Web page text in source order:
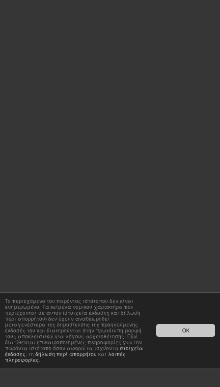
OK
Το περιεχόμενο του παρόντος ιστότοπου δεν είναι
ενημερωμένο. Τα κείμενα νομικού χαρακτήρα που
περιέχονται σε αυτόν (στοιχεία έκδοσης και δήλωση
περί απορρήτου) δεν έχουν αναθεωρηθεί
μεταγενέστερα της δημοσίευσης της προηγούμενης
έκδοσής του και διατηρούνται στην πρωτότυπη μορφή
τους αποκλειστικά για λόγους αρχειοθέτησης. Εδώ
διατίθενται επικαιροποιημένες πληροφορίες για τον
παρόντα ιστότοπο όσον αφορά τα ισχύοντα στοιχεία
έκδοσης, τη δήλωση περί απορρήτου και λοιπές
πληροφορίες.